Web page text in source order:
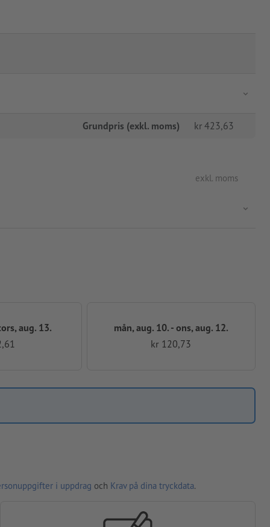
Grundpris (exkl. moms) kr 423,63
exkl. moms
aug. 13.
mån, aug. 10. - ons, aug. 12.
kr 120,73
i uppdrag och Krav på dina tryckdata.